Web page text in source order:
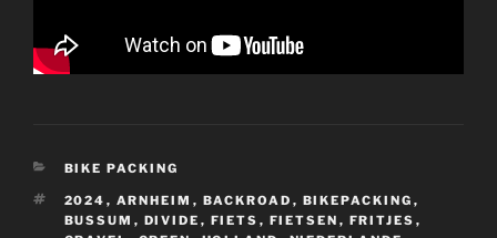
KATEGORIEN
BIKE PACKING
SCHLAGWÖRTER
2024 , ARNHEIM , BACKROAD , BIKEPACKING ,
BUSSUM , DIVIDE , FIETS , FIETSEN , FRITJES ,